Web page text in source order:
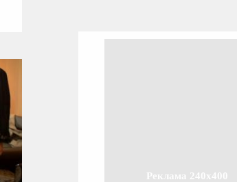
Реклама 240x400